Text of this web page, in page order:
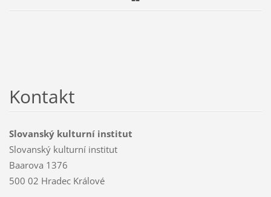
Kontakt
Slovanský kulturní institut
Slovanský kulturní institut
Baarova 1376
500 02 Hradec Králové